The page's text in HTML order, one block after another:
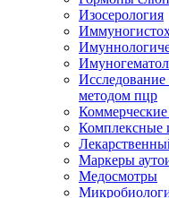
Изосерология
методом пцр
Комплексные
Маркеры
Медосмотры